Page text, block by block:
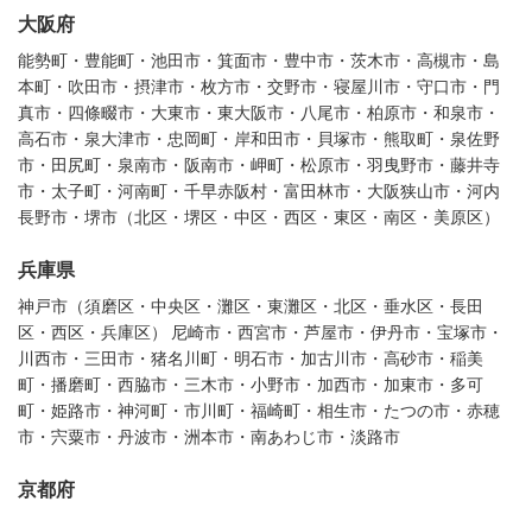
大阪府
能勢町・豊能町・池田市・箕面市・豊中市・茨木市・高槻市・島
本町・吹田市・摂津市・枚方市・交野市・寝屋川市・守口市・門
真市・四條畷市・大東市・東大阪市・八尾市・柏原市・和泉市・
高石市・泉大津市・忠岡町・岸和田市・貝塚市・熊取町・泉佐野
市・田尻町・泉南市・阪南市・岬町・松原市・羽曳野市・藤井寺
市・太子町・河南町・千早赤阪村・富田林市・大阪狭山市・河内
長野市・堺市（北区・堺区・中区・西区・東区・南区・美原区）
兵庫県
神戸市（須磨区・中央区・灘区・東灘区・北区・垂水区・長田
区・西区・兵庫区） 尼崎市・西宮市・芦屋市・伊丹市・宝塚市・
川西市・三田市・猪名川町・明石市・加古川市・高砂市・稲美
町・播磨町・西脇市・三木市・小野市・加西市・加東市・多可
町・姫路市・神河町・市川町・福崎町・相生市・たつの市・赤穂
市・宍粟市・丹波市・洲本市・南あわじ市・淡路市
京都府